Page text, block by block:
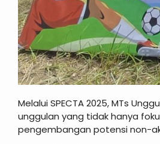
Melalui SPECTA 2025, MTs
unggulan yang tidak hanya
pengembangan potensi non-